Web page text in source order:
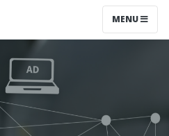
MENU